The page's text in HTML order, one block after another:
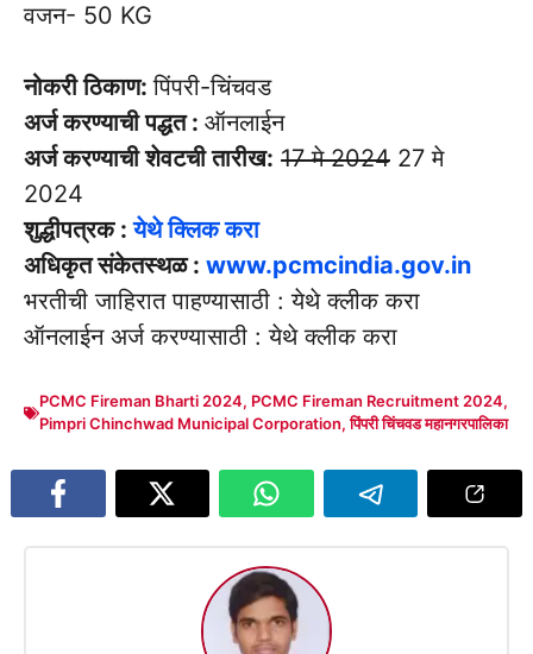
वजन- 50 KG
नोकरी ठिकाण:पिंपरी-चिंचवड
अर्ज करण्याची पद्धत : ऑनलाईन
अर्ज करण्याची शेवटची तारीख: 17 मे 2024 27 मे
2024
शुद्धीपत्रक :येथे क्लिक करा
अधिकृत संकेतस्थळ : www.pcmcindia.gov.in
भरतीची जाहिरात पाहण्यासाठी : येथे क्लीक करा
ऑनलाईन अर्ज करण्यासाठी : येथे क्लीक करा
PCMC Fireman Bharti 2024, PCMC Fireman Recruitment 2024,
Pimpri Chinchwad Municipal Corporation,पिंपरी चिंचवड महानगरपालिका